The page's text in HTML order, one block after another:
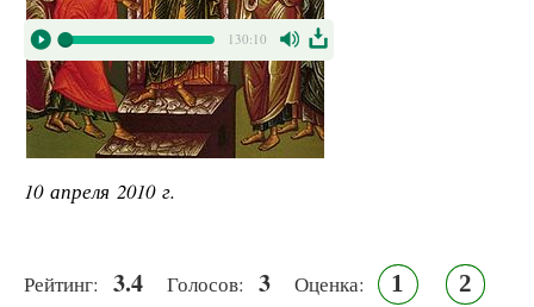
130:10
10 апреля 2010 г.
Рейтинг: 3.4 Голосов: 3 Оценка: 1 2